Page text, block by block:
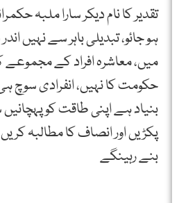
تقدیر کا نام دیکر سارا ملبہ
ہو جائو، تبدیلی باہر سے نہیں
میں، معاشرہ افراد کے
حکومت کا نہیں، انفرادی سوچ
بنیاد ہے اپنی طاقت کو پہچانیں
پکڑیں اور انصاف کا مطالبہ
بنے رہینگے